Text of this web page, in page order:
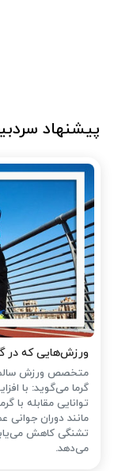
پیشنهاد
ورزش‌هایی که در
متخصص ورزش
گرما می‌گوید: با
توانایی مقابله
مانند دوران
تشنگی کاهش
می‌دهد.